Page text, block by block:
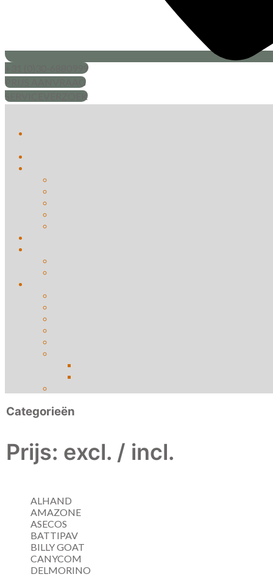
+31 (0)30-6880999
PRIJS AANVRAAG
SERVICEVERZOEK
Categorieën
Prijs: excl. / incl.
ALHAND
AMAZONE
ASECOS
BATTIPAV
BILLY GOAT
CANYCOM
DELMORINO